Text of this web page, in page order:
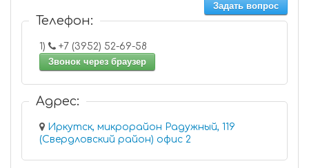
Задать вопрос
Телефон:
1)
+7 (3952) 52-69-58
Звонок через браузер
Адрес:
Иркутск, микрорайон Радужный, 119
(Свердловский район) офис 2